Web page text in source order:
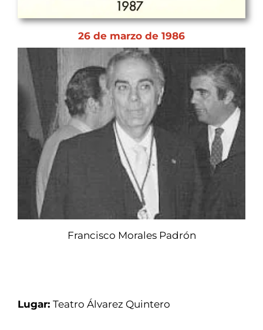
26 de marzo de 1986
Francisco Morales Padrón
Lugar: Teatro Álvarez Quintero